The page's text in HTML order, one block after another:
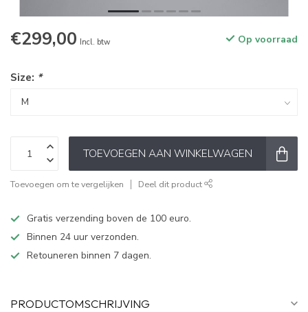
€299,00 Incl. btw Op voorraad
Size: *
TOEVOEGEN AAN WINKELWAGEN
Toevoegen om te vergelijken Deel dit product
Gratis verzending boven de 100 euro.
Binnen 24 uur verzonden.
Retouneren binnen 7 dagen.
PRODUCTOMSCHRIJVING